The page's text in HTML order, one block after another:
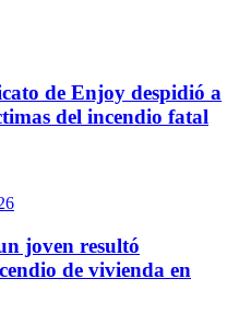
de Enjoy despidió a
del incendio fatal
joven resultó
de vivienda en